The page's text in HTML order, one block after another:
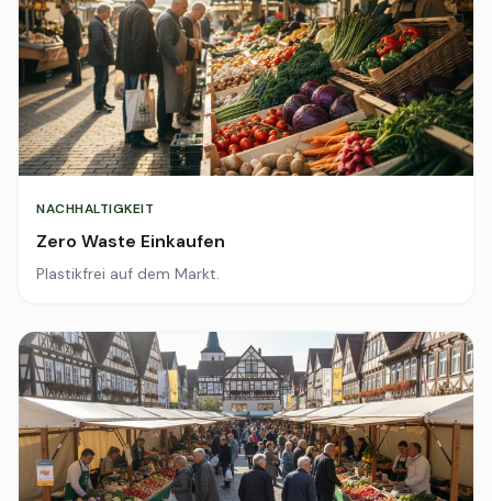
NACHHALTIGKEIT
Zero Waste Einkaufen
Plastikfrei auf dem Markt.